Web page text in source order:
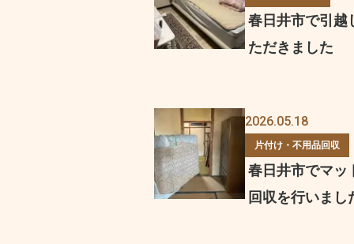
春日井市で引越
ただきました
2026.05.18
片付け・不用品回収
春日井市でマッ
回収を行いまし